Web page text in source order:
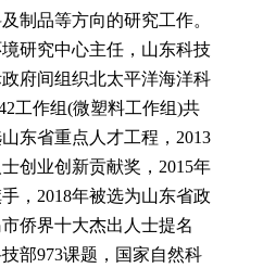
制品等方向的研究工作。
研究中心主任，山东科技
府间组织北太平洋海洋科
工作组(微塑料工作组)共
东省重点人才工程，2013
创业创新贡献奖，2015年
，2018年被选为山东省政
侨界十大杰出人士提名
部973课题，国家自然科